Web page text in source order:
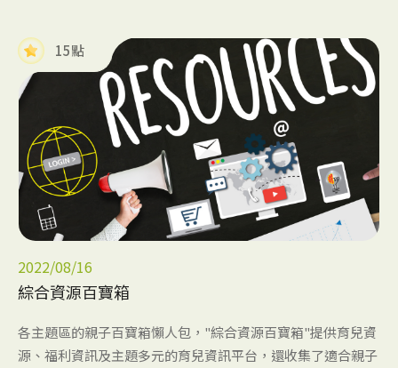
15點
2022/08/16
綜合資源百寶箱
各主題區的親子百寶箱懶人包，"綜合資源百寶箱"提供育兒資
源、福利資訊及主題多元的育兒資訊平台，還收集了適合親子